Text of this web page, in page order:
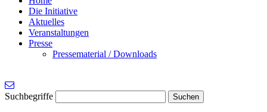
Die Initiative
Aktuelles
Veranstaltungen
Presse
Pressematerial / Downloads
Suchbegriffe